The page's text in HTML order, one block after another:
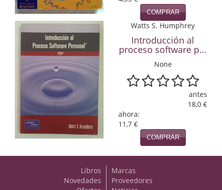
Mafia y espionaje
Matemáticas
Medicina
Novela Extranjera
Novela fantástica
COMPRAR
Watts S. Humphrey
Introducción al
proceso software p...
None
antes
18,0 €
ahora:
11,7 €
COMPRAR
Libros
Novedades
Marcas
Proveedores